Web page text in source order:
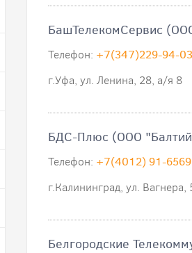
БашТелекомСервис
Телефон: +7(347)229-94-03
г.Уфа, ул. Ленина, 28, а/я 8
БДС-Плюс (ООО
Телефон: +7(4012) 91-6569
г.Калининград, ул. Вагнера,
Белгородские